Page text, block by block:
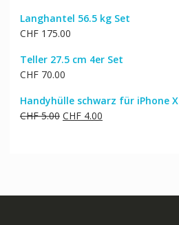
war:
Langhantel 56.5 kg Set
CHF175.00
Teller 27.5 cm 4er Set
CHF70.00
Handyhülle schwarz für iPhone X
CHF5.00 Ursprünglicher
CHF4.00Aktueller